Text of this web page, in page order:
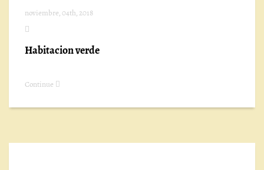
noviembre, 04th, 2018
Habitacion verde
Continue